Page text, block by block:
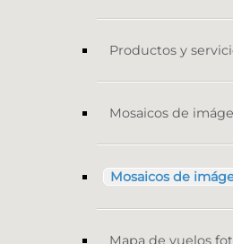
Productos y
Mosaicos de
Mosaicos de
Mapa de vuelos